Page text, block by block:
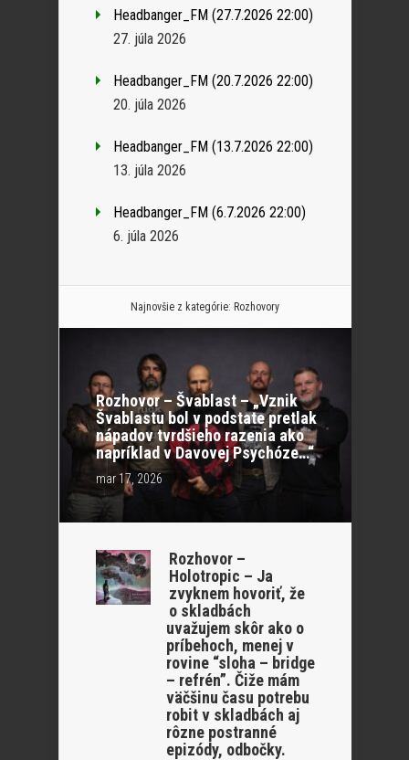
Headbanger_FM (27.7.2026 22:00)
27. júla 2026
Headbanger_FM (20.7.2026 22:00)
20. júla 2026
Headbanger_FM (13.7.2026 22:00)
13. júla 2026
Headbanger_FM (6.7.2026 22:00)
6. júla 2026
Najnovšie z kategórie: Rozhovory
Rozhovor – Švablast – „Vznik
Švablastu bol v podstate pretlak
nápadov tvrdšieho razenia ako
napríklad v Davovej Psychóze…“
mar 17, 2026
Rozhovor –
Holotropic – Ja
zvyknem hovoriť, že
o skladbách
uvažujem skôr ako o
príbehoch, menej v
rovine “sloha – bridge
– refrén”. Čiže mám
väčšinu času potrebu
robit v skladbách aj
rôzne postranné
epizódy, odbočky.